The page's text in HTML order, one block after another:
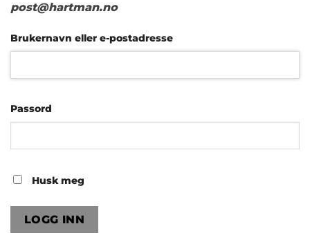
post@hartman.no
Brukernavn eller e-postadresse
Passord
Husk meg
LOGG INN